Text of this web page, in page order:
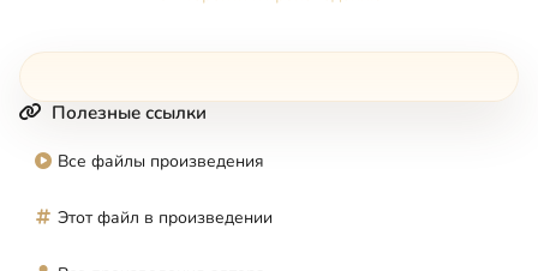
Полезные ссылки
Все файлы произведения
Этот файл в произведении